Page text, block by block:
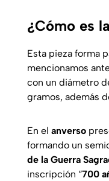
¿Cómo es
Esta pieza forma
mencionamos
con un diámetro
gramos, además
En el anverso
formando un
de la Guerra
inscripción “700